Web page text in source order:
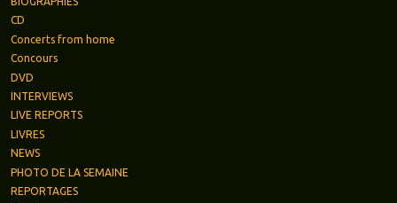
CD
Concerts from home
Concours
DVD
INTERVIEWS
LIVE REPORTS
LIVRES
NEWS
PHOTO DE LA SEMAINE
REPORTAGES